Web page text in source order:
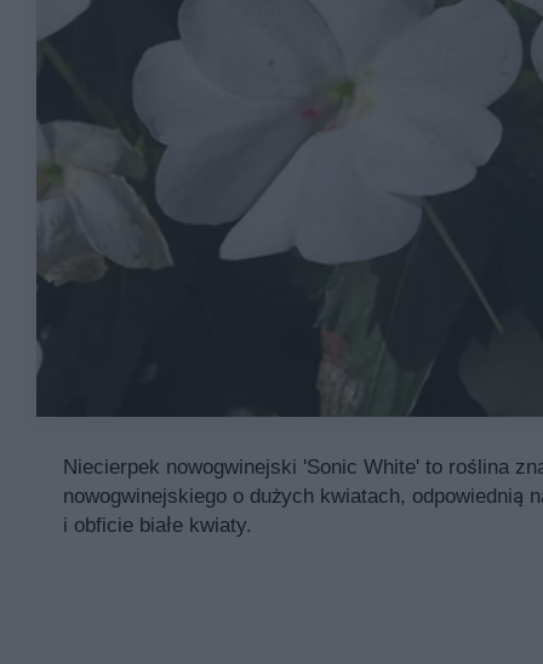
Niecierpek nowogwinejski 'Sonic White' to roślina
nowogwinejskiego o dużych kwiatach, odpowiednią
i obficie białe kwiaty.